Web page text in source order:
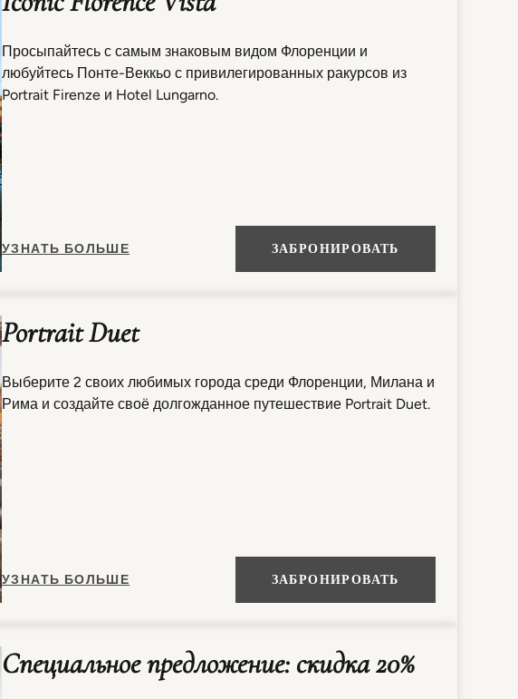
Просыпайтесь с самым знаковым видом Флоренции и
любуйтесь Понте-Веккьо с привилегированных ракурсов из
Portrait Firenze и Hotel Lungarno.
УЗНАТЬ БОЛЬШЕ ЗАБРОНИРОВАТЬ
Portrait Duet
Выберите 2 своих любимых города среди Флоренции, Милана и
Рима и создайте своё долгожданное путешествие Portrait Duet.
УЗНАТЬ БОЛЬШЕ ЗАБРОНИРОВАТЬ
Специальное предложение: скидка 20%